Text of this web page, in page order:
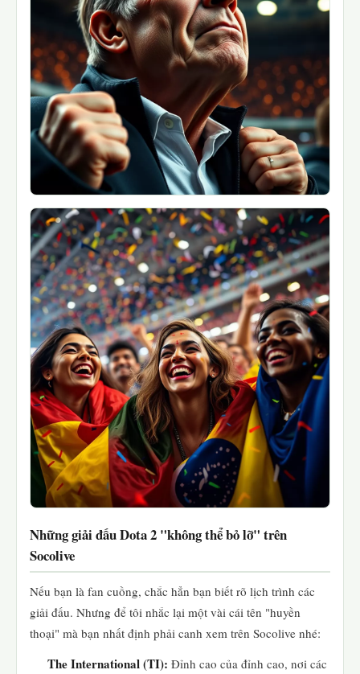
Những giải đấu Dota 2 "không thể bỏ lỡ" trên
Socolive
Nếu bạn là fan cuồng, chắc hẳn bạn biết rõ lịch trình các
giải đấu. Nhưng để tôi nhắc lại một vài cái tên "huyền
thoại" mà bạn nhất định phải canh xem trên Socolive nhé:
The International (TI): Đỉnh cao của đỉnh cao, nơi các